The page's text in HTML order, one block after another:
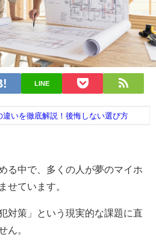
LINE
いを徹底解説！後悔しない選び方
る中で、多くの人が夢のマイホ
せています。
対策」という現実的な課題に直
ん。